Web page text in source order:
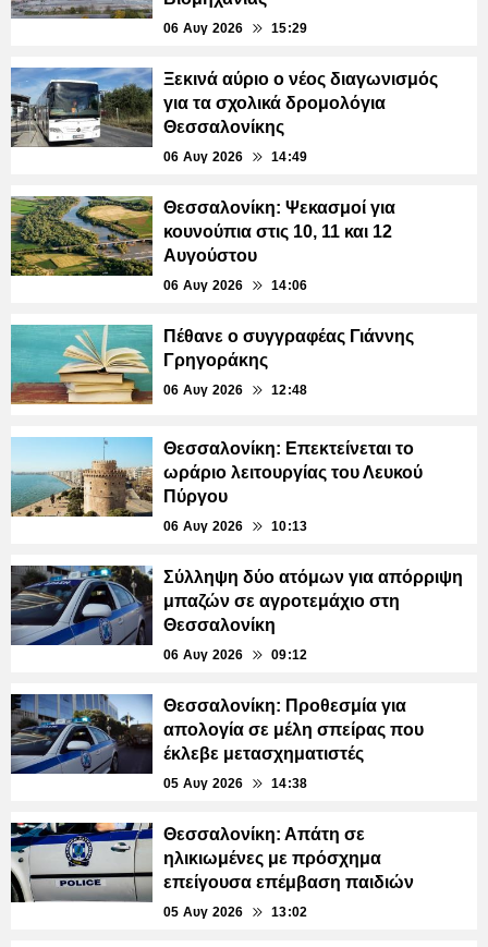
06 Αυγ 2026 15:29
Ξεκινά αύριο ο νέος διαγωνισμός
για τα σχολικά δρομολόγια
Θεσσαλονίκης
06 Αυγ 2026 14:49
Θεσσαλονίκη: Ψεκασμοί για
κουνούπια στις 10, 11 και 12
Αυγούστου
06 Αυγ 2026 14:06
Πέθανε ο συγγραφέας Γιάννης
Γρηγοράκης
06 Αυγ 2026 12:48
Θεσσαλονίκη: Επεκτείνεται το
ωράριο λειτουργίας του Λευκού
Πύργου
06 Αυγ 2026 10:13
Σύλληψη δύο ατόμων για απόρριψη
μπαζών σε αγροτεμάχιο στη
Θεσσαλονίκη
06 Αυγ 2026 09:12
Θεσσαλονίκη: Προθεσμία για
απολογία σε μέλη σπείρας που
έκλεβε μετασχηματιστές
05 Αυγ 2026 14:38
Θεσσαλονίκη: Απάτη σε
ηλικιωμένες με πρόσχημα
επείγουσα επέμβαση παιδιών
05 Αυγ 2026 13:02